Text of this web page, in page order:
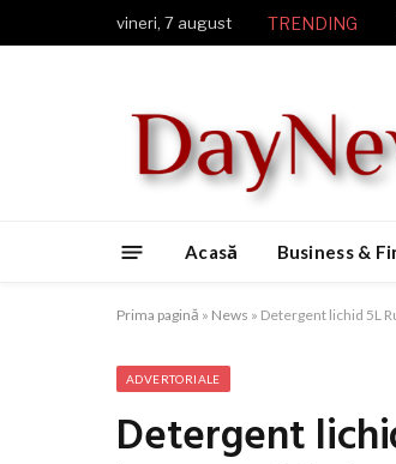
vineri, 7 august TRENDING
Acasă Business &
Prima pagină » News » Detergent lichid 5L
ADVERTORIALE
Detergent